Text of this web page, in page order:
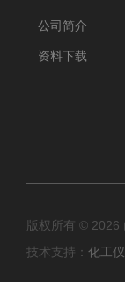
公司简介
资料下载
版权所有 © 2026
技术支持： 化工